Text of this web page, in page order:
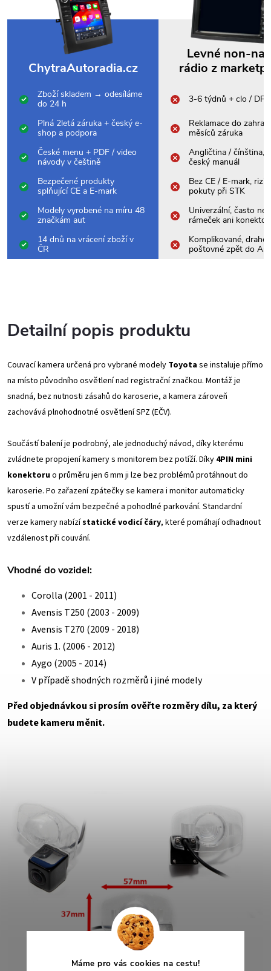
Máme pro vás cookies na cestu!
ChytraAutoradia.cz
Levné non-
rádio z
Zboží skladem → odesíláme
do 24 h
3-6 týdnů + clo /
Plná 2letá záruka + český e-
shop a podpora
Reklamace do
měsíců záruka
České menu + PDF / video
návody v češtině
Angličtina / čínština,
český manuál
Bezpečené produkty
splňující CE a E-mark
Bez CE / E-mark,
pokuty při STK
Modely vyrobené na míru 48
značkám aut
Univerzální, často
rámeček ani konektor
14 dnů na vrácení zboží v
ČR
Komplikované, drahé
poštovné zpět do
Detailní popis produktu
Couvací kamera určená pro vybrané modely Toyotase instaluje přímo
na místo původního osvětlení nad registrační značkou. Montáž je
snadná, bez nutnosti zásahů do karoserie, a kamera zároveň
zachovává plnohodnotné osvětlení SPZ (EČV).
Součástí balení je podrobný, ale jednoduchý návod, díky kterému
zvládnete propojení kamery s monitorem bez potíží. Díky 4PIN mini
konektoruo průměru jen 6 mm ji lze bez problémů protáhnout do
karoserie. Po zařazení zpátečky se kamera i monitor automaticky
spustí a umožní vám bezpečné a pohodlné parkování. Standardní
verze kamery nabízístatické vodicí čáry, které pomáhají odhadnout
vzdálenost při couvání.
Vhodné do vozidel:
Corolla (2001 - 2011)
Avensis T250 (2003 - 2009)
Avensis T270 (2009 - 2018)
Auris 1. (2006 - 2012)
Aygo (2005 - 2014)
V případě shodných rozměrů i jiné modely
Před objednávkou si prosím ověřte rozměry dílu, za který
budete kameru měnit.